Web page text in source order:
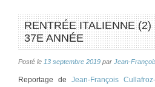
RENTRÉE ITALIENNE
37E ANNÉE
Posté le 13 septembre 2019 par Jean-
Reportage de Jean-François